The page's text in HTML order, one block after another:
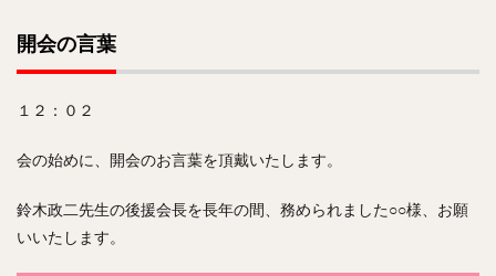
開会の言葉
１２：０２
会の始めに、開会のお言葉を頂戴いたします。
鈴木政二先生の後援会長を長年の間、務められました○○様、お願
いいたします。